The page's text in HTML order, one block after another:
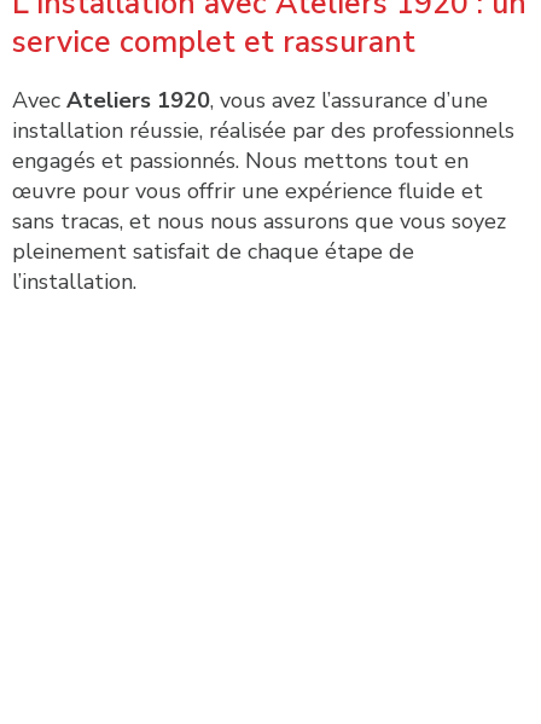
service complet et rassurant
Avec Ateliers 1920, vous avez l’assurance d’une
installation réussie, réalisée par des professionnels
engagés et passionnés. Nous mettons tout en
œuvre pour vous offrir une expérience fluide et
sans tracas, et nous nous assurons que vous soyez
pleinement satisfait de chaque étape de
l’installation.